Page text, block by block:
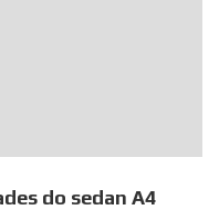
do sedan A4